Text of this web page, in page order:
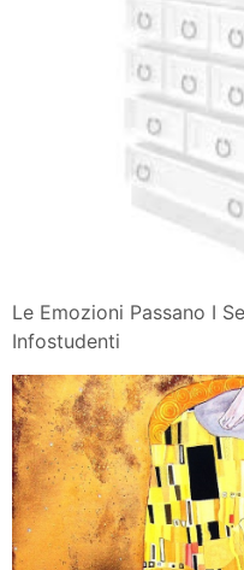
Le Emozioni Passano I
Infostudenti